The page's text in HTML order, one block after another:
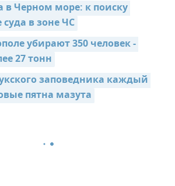
в Черном море: к поиску
в зоне ЧС
убирают 350 человек -
27 тонн
заповедника каждый
пятна мазута